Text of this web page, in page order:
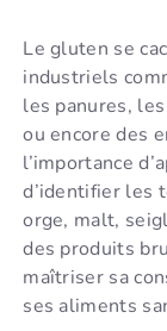
Le gluten se
industriels
les panures,
ou encore des
l’importance
d’identifier les
orge, malt,
des produits
maîtriser sa
ses aliments